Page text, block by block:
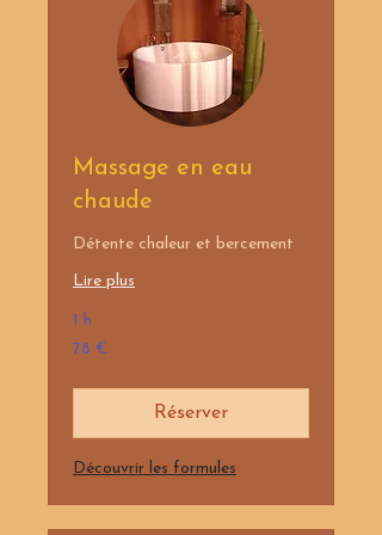
Massage en eau
chaude
Détente chaleur et bercement
Lire plus
1 h
78
euros
78 €
Réserver
Découvrir les formules